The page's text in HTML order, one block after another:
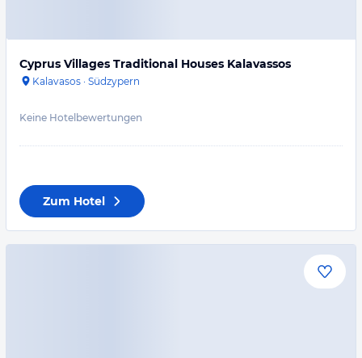
Cyprus Villages Traditional Houses Kalavassos
Kalavasos · Südzypern
Keine Hotelbewertungen
Zum Hotel